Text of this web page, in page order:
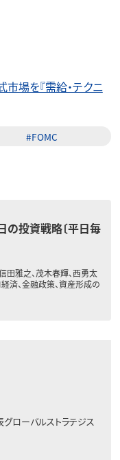
市場を『需給・テクニ
#FOMC
の投資戦略〔平日毎
雅之、茂木春輝、西勇太
済、金融政策、資産形成の
グローバルストラテジス